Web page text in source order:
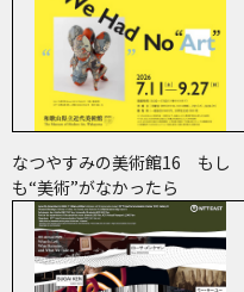
なつやすみの美術館16 もし
も“美術”がなかったら